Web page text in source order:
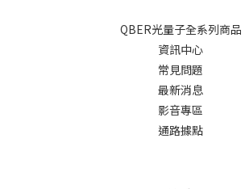
QBER光量子全系列商品
資訊中心
常見問題
最新消息
影音專區
通路據點